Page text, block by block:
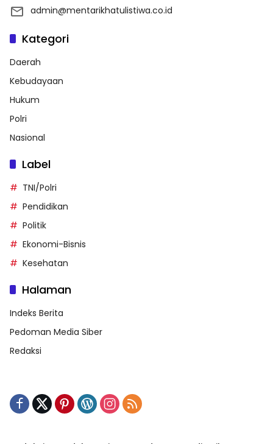
admin@mentarikhatulistiwa.co.id
Kategori
Daerah
Kebudayaan
Hukum
Polri
Nasional
Label
TNI/Polri
Pendidikan
Politik
Ekonomi-Bisnis
Kesehatan
Halaman
Indeks Berita
Pedoman Media Siber
Redaksi